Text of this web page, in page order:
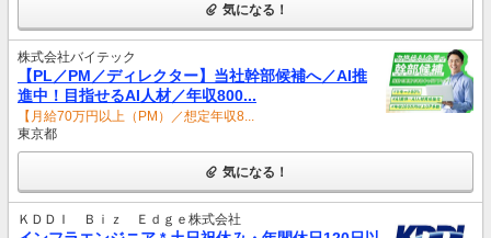
気になる！
株式会社バイテック
【PL／PM／ディレクター】当社幹部候補へ／AI推
進中！目指せるAI人材／年収800...
【月給70万円以上（PM）／想定年収8...
東京都
気になる！
ＫＤＤＩ Ｂｉｚ Ｅｄｇｅ株式会社